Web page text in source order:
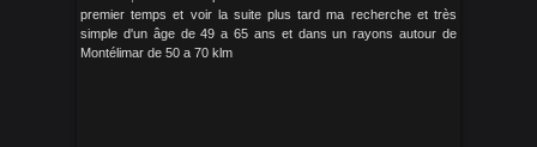
premier temps et voir la suite plus tard ma recherche et très
simple d'un âge de 49 a 65 ans et dans un rayons autour de
Montélimar de 50 a 70 klm